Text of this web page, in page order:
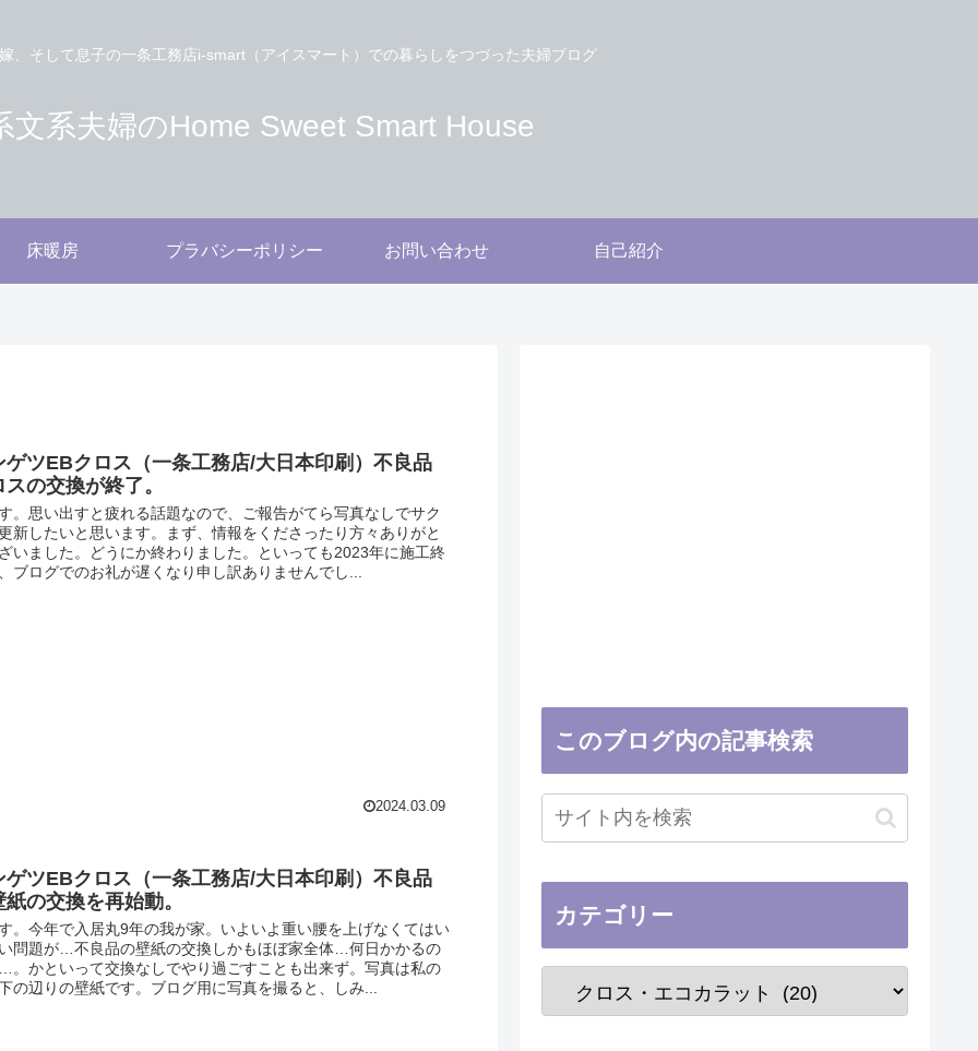
、そして息子の一条工務店i-smart（アイスマート）での暮らしをつづった夫婦ブログ
文系夫婦のHome Sweet Smart House
床暖房 プラバシーポリシー お問い合わせ 自己紹介
ゲツEBクロス（一条工務店/大日本印刷）不良品
スの交換が終了。
。思い出すと疲れる話題なので、ご報告がてら写真なしでサク
新したいと思います。まず、情報をくださったり方々ありがと
いました。どうにか終わりました。といっても2023年に施工終
ブログでのお礼が遅くなり申し訳ありませんでし...
2024.03.09
ゲツEBクロス（一条工務店/大日本印刷）不良品
紙の交換を再始動。
。今年で入居丸9年の我が家。いよいよ重い腰を上げなくてはい
問題が…不良品の壁紙の交換しかもほぼ家全体…何日かかるの
。かといって交換なしでやり過ごすことも出来ず。写真は私の
の辺りの壁紙です。ブログ用に写真を撮ると、しみ...
このブログ内の記事検索
カテゴリー